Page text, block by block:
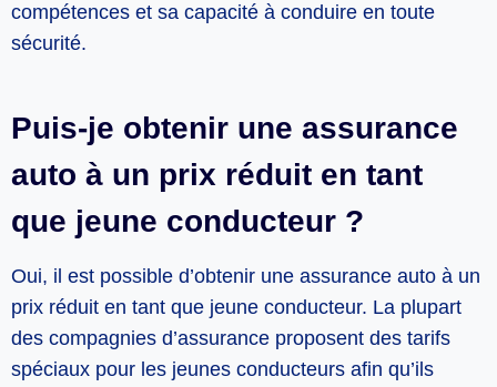
compétences et sa capacité à conduire en toute
sécurité.
Puis-je obtenir une assurance
auto à un prix réduit en tant
que jeune conducteur ?
Oui, il est possible d’obtenir une assurance auto à un
prix réduit en tant que jeune conducteur. La plupart
des compagnies d’assurance proposent des tarifs
spéciaux pour les jeunes conducteurs afin qu’ils